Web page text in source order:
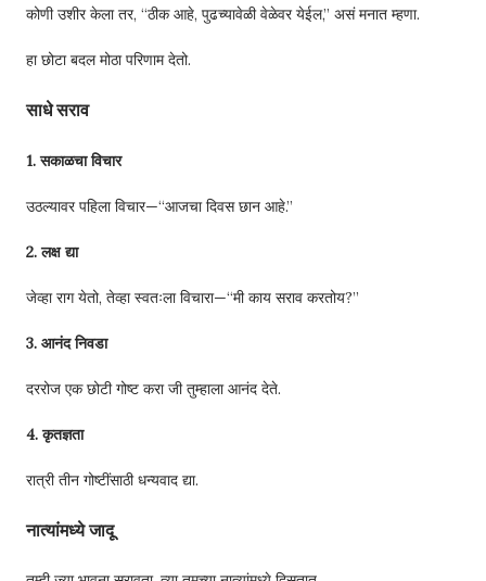
कोणी उशीर केला तर, “ठीक आहे, पुढच्यावेळी वेळेवर येईल,” असं मनात म्हणा.
हा छोटा बदल मोठा परिणाम देतो.
साधे सराव
1. सकाळचा विचार
उठल्यावर पहिला विचार—“आजचा दिवस छान आहे.”
2. लक्ष द्या
जेव्हा राग येतो, तेव्हा स्वतःला विचारा—“मी काय सराव करतोय?”
3. आनंद निवडा
दररोज एक छोटी गोष्ट करा जी तुम्हाला आनंद देते.
4. कृतज्ञता
रात्री तीन गोष्टींसाठी धन्यवाद द्या.
नात्यांमध्ये जादू